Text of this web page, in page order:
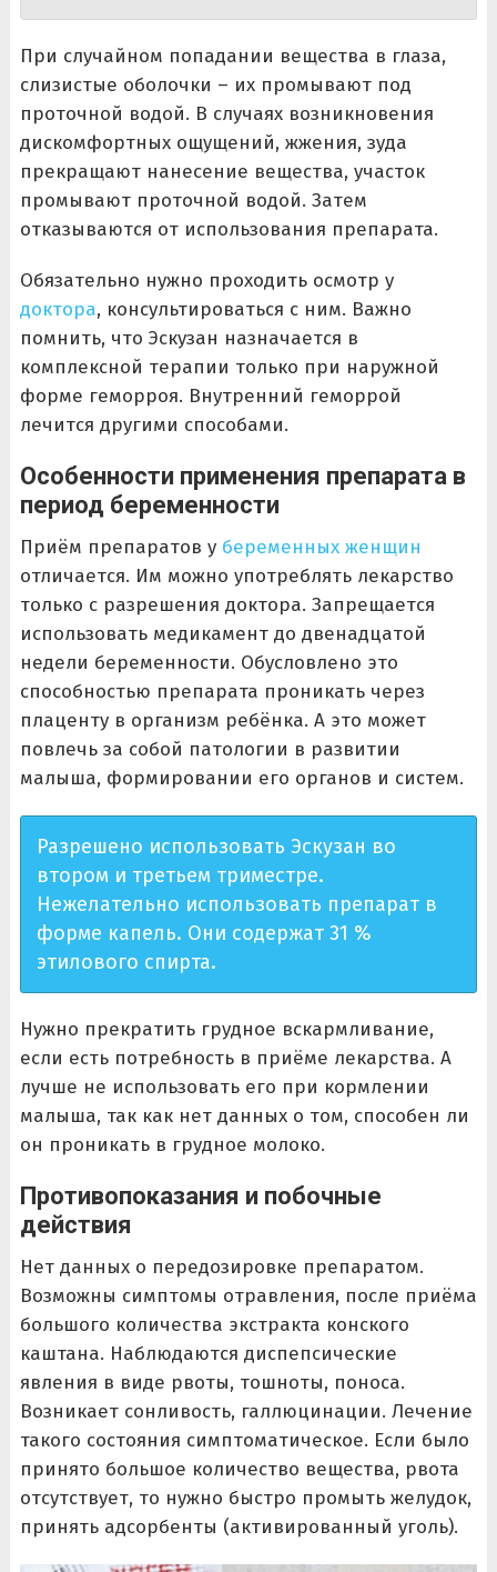
При случайном попадании вещества в глаза,
слизистые оболочки – их промывают под
проточной водой. В случаях возникновения
дискомфортных ощущений, жжения, зуда
прекращают нанесение вещества, участок
промывают проточной водой. Затем
отказываются от использования препарата.
Обязательно нужно проходить осмотр у
доктора, консультироваться с ним. Важно
помнить, что Эскузан назначается в
комплексной терапии только при наружной
форме геморроя. Внутренний геморрой
лечится другими способами.
Особенности применения препарата в
период беременности
Приём препаратов у беременных женщин
отличается. Им можно употреблять лекарство
только с разрешения доктора. Запрещается
использовать медикамент до двенадцатой
недели беременности. Обусловлено это
способностью препарата проникать через
плаценту в организм ребёнка. А это может
повлечь за собой патологии в развитии
малыша, формировании его органов и систем.
Разрешено использовать Эскузан во
втором и третьем триместре.
Нежелательно использовать препарат в
форме капель. Они содержат 31 %
этилового спирта.
Нужно прекратить грудное вскармливание,
если есть потребность в приёме лекарства. А
лучше не использовать его при кормлении
малыша, так как нет данных о том, способен ли
он проникать в грудное молоко.
Противопоказания и побочные
действия
Нет данных о передозировке препаратом.
Возможны симптомы отравления, после приёма
большого количества экстракта конского
каштана. Наблюдаются диспепсические
явления в виде рвоты, тошноты, поноса.
Возникает сонливость, галлюцинации. Лечение
такого состояния симптоматическое. Если было
принято большое количество вещества, рвота
отсутствует, то нужно быстро промыть желудок,
принять адсорбенты (активированный уголь).